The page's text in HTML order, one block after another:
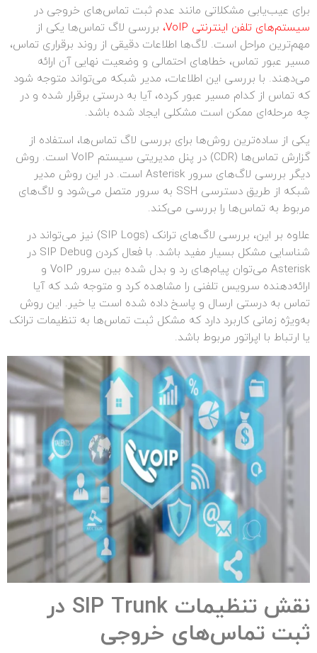
برای عیب‌یابی مشکلاتی مانند عدم ثبت تماس‌های خروجی در
سیستم‌های تلفن اینترنتی VoIP
، بررسی لاگ تماس‌ها یکی از
مهم‌ترین مراحل است. لاگ‌ها اطلاعات دقیقی از روند برقراری تماس،
مسیر عبور تماس، خطاهای احتمالی و وضعیت نهایی آن ارائه
می‌دهند. با بررسی این اطلاعات، مدیر شبکه می‌تواند متوجه شود
که تماس از کدام مسیر عبور کرده، آیا به درستی برقرار شده و در
چه مرحله‌ای ممکن است مشکلی ایجاد شده باشد.
یکی از ساده‌ترین روش‌ها برای بررسی لاگ تماس‌ها، استفاده از
گزارش تماس‌ها (CDR) در پنل مدیریتی سیستم VoIP است. روش
دیگر بررسی لاگ‌های سرور Asterisk است. در این روش مدیر
شبکه از طریق دسترسی SSH به سرور متصل می‌شود و لاگ‌های
مربوط به تماس‌ها را بررسی می‌کند.
علاوه بر این، بررسی لاگ‌های ترانک (SIP Logs) نیز می‌تواند در
شناسایی مشکل بسیار مفید باشد. با فعال کردن SIP Debug در
Asterisk می‌توان پیام‌های رد و بدل شده بین سرور VoIP و
ارائه‌دهنده سرویس تلفنی را مشاهده کرد و متوجه شد که آیا
تماس به درستی ارسال و پاسخ داده شده است یا خیر. این روش
به‌ویژه زمانی کاربرد دارد که مشکل ثبت تماس‌ها به تنظیمات ترانک
یا ارتباط با اپراتور مربوط باشد.
نقش تنظیمات SIP Trunk در
ثبت تماس‌های خروجی